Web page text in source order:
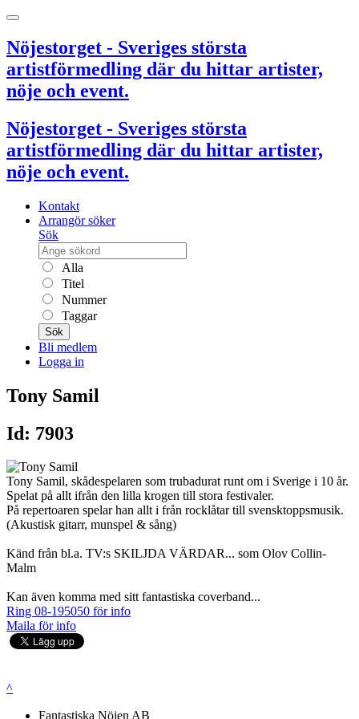
Nöjestorget - Sveriges största
artistförmedling där du hittar artister,
nöje och event.
Nöjestorget - Sveriges största
artistförmedling där du hittar artister,
nöje och event.
Kontakt
Arrangör söker
Sök
Alla
Titel
Nummer
Taggar
Sök
Bli medlem
Logga in
Tony Samil
Id: 7903
Tony Samil, skådespelaren som trubadurat runt om i Sverige i 10 år.
Spelat på allt ifrån den lilla krogen till stora festivaler.
På repertoaren spelar han allt i från rocklåtar till svensktoppsmusik.
(Akustisk gitarr, munspel & sång)
Känd från bl.a. TV:s SKILJDA VÄRDAR... som Olov Collin-
Malm
Kan även komma med sitt fantastiska coverband...
Ring 08-195050 för info
Maila för info
^
Fantastiska Nöjen AB